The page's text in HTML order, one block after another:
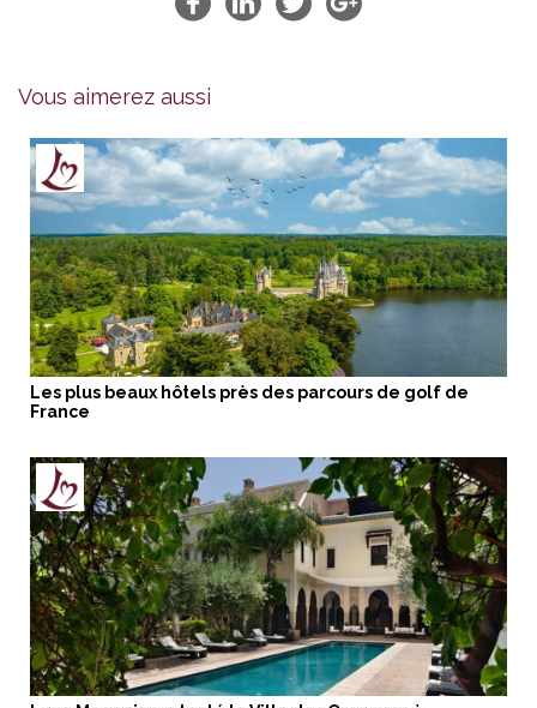
Vous aimerez aussi
Les plus beaux hôtels près des parcours de golf de
France